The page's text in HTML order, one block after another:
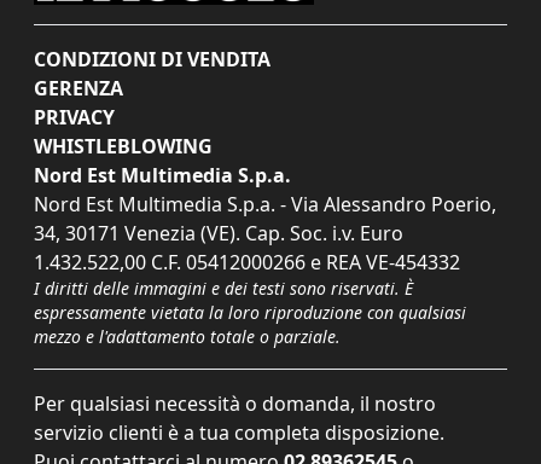
CONDIZIONI DI VENDITA
GERENZA
PRIVACY
WHISTLEBLOWING
Nord Est Multimedia S.p.a.
Nord Est Multimedia S.p.a. - Via Alessandro Poerio,
34, 30171 Venezia (VE). Cap. Soc. i.v. Euro
1.432.522,00 C.F. 05412000266 e REA VE-454332
I diritti delle immagini e dei testi sono riservati. È
espressamente vietata la loro riproduzione con qualsiasi
mezzo e l'adattamento totale o parziale.
Per qualsiasi necessità o domanda, il nostro
servizio clienti è a tua completa disposizione.